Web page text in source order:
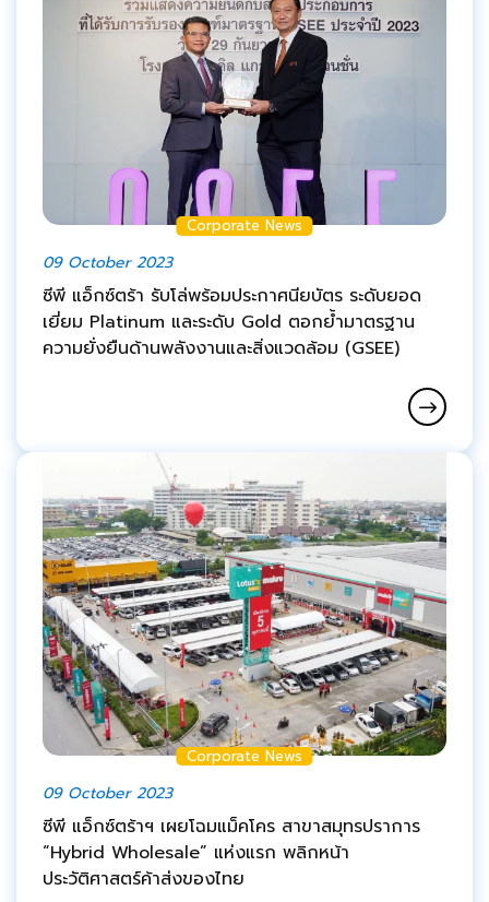
Corporate News
09 October 2023
ซีพี แอ็กซ์ตร้า รับโล่พร้อมประกาศนียบัตร ระดับยอด
เยี่ยม Platinum และระดับ Gold ตอกย้ำมาตรฐาน
ความยั่งยืนด้านพลังงานและสิ่งแวดล้อม (GSEE)
Corporate News
09 October 2023
ซีพี แอ็กซ์ตร้าฯ เผยโฉมแม็คโคร สาขาสมุทรปราการ
“Hybrid Wholesale” แห่งแรก พลิกหน้า
ประวัติศาสตร์ค้าส่งของไทย